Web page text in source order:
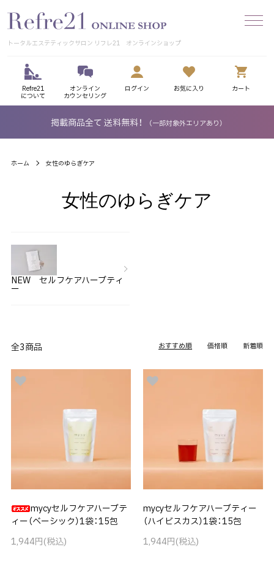
トータルエステティックサロン リフレ21 オンラインショップ
Refre21
について
オンライン
カウンセリング
ログイン お気に入り カート
掲載商品全て 送料無料！ （一部対象外エリアあり）
ホーム 女性のゆらぎケア
女性のゆらぎケア
NEW セルフケアハーブティ
ー
全3商品 おすすめ順 価格順 新着順
mycyセルフケアハーブテ
ィー（ベーシック）1袋：15包
1,944円(税込)
mycyセルフケアハーブティー
（ハイビスカス）1袋：15包
1,944円(税込)